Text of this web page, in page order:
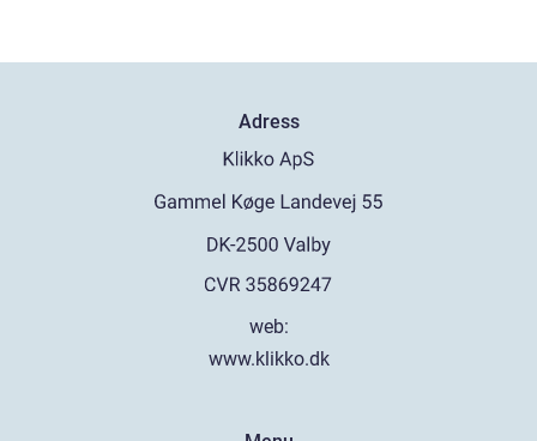
Adress
web:
www.klikko.dk